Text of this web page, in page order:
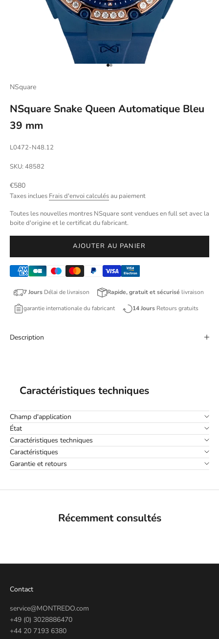
Aller à l'élément 1
Aller à l'élément 2
NSquare
NSquare Snake Queen Automatique Bleu
39 mm
L0472-N48.12
SKU: 48582
Prix de vente
€580
Taxes inclues Frais d'envoi calculésau paiement
Toutes les nouvelles montres NSquare sont vendues en full set avec la
boite d'origine et le certificat du fabricant.
AJOUTER AU PANIER
7 Jours Délai de livraison Rapide, gratuit et sécurisé livraison
garantie internationale du fabricant 14 Jours Retours gratuits
Description
Caractéristiques techniques
Champ d'application
État
Caractéristiques techniques
Caractéristiques
Garantie et retours
Récemment consultés
Contact
service@MONTREDO.com
+49 (0) 3028886470
+44 20 7193 6380